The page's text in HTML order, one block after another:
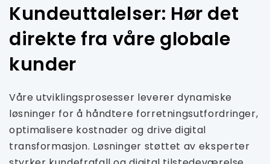
Kundeuttalelser: Hør det
direkte fra våre globale
kunder
Våre utviklingsprosesser leverer dynamiske
løsninger for å håndtere forretningsutfordringer,
optimalisere kostnader og drive digital
transformasjon. Løsninger støttet av eksperter